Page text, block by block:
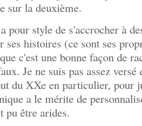
sur la deuxième.
pour style de s'accrocher à
ses histoires (ce sont ses
c'est une bonne façon de
Je ne suis pas assez
du XXe en particulier, pour
a le mérite de
pu être arides.